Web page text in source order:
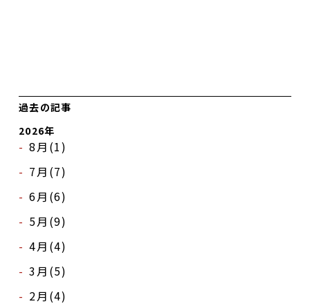
過去の記事
2026年
8月(1)
7月(7)
6月(6)
5月(9)
4月(4)
3月(5)
2月(4)